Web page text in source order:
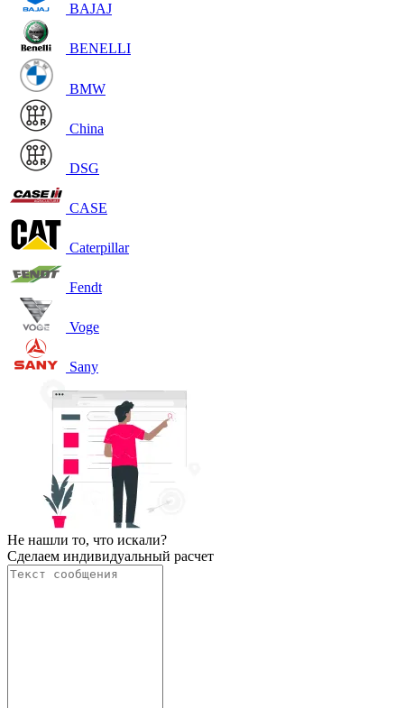
BAJAJ
BENELLI
BMW
China
DSG
CASE
Caterpillar
Fendt
Voge
Sany
Не нашли то, что искали?
Сделаем индивидуальный расчет